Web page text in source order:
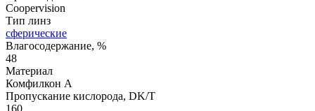
Coopervision
Тип линз
сферические
Влагосодержание, %
48
Материал
Комфилкон А
Пропускание кислорода, DK/T
160